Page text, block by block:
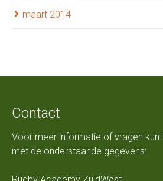
maart 2014
Contact
Voor meer informatie of vragen
met de onderstaande gegevens: